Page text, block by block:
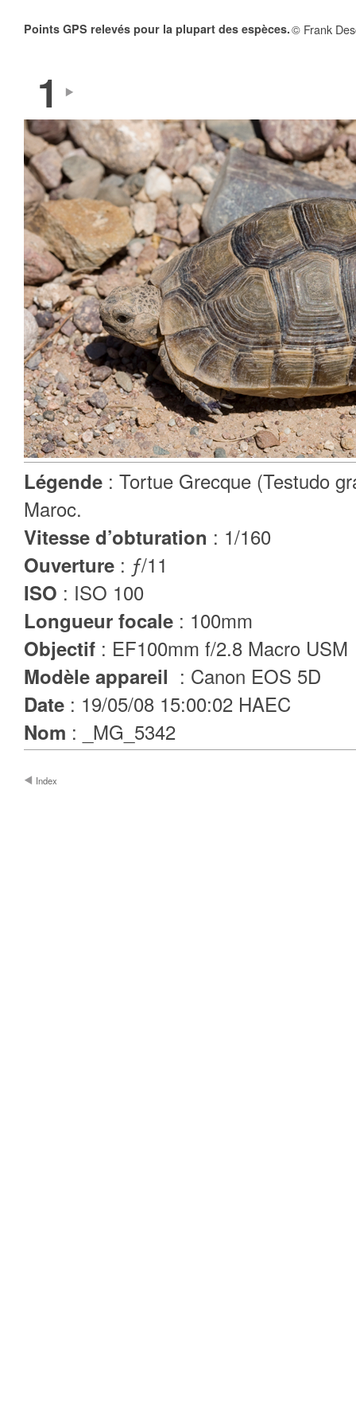
Points GPS relevés pour la plupart des espèces.© Frank
1
Légende : Tortue Grecque (Testudo
Maroc.
Vitesse d’obturation : 1/160
Ouverture : ƒ/11
ISO : ISO 100
Longueur focale : 100mm
Objectif : EF100mm f/2.8 Macro USM
Modèle appareil : Canon EOS 5D
Date : 19/05/08 15:00:02 HAEC
Nom : _MG_5342
Index